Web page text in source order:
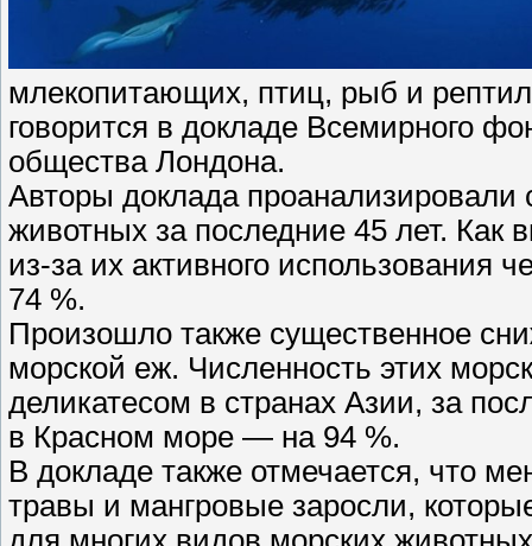
млекопитающих, птиц, рыб и
говорится в докладе Всемирного
общества Лондона.
Авторы доклада
животных за последние 45 лет. Как
из-за их активного использования
74 %.
Произошло также существенное
морской еж. Численность этих
деликатесом в странах Азии, за
в Красном море — на 94 %.
В докладе также отмечается, что
травы и мангровые заросли,